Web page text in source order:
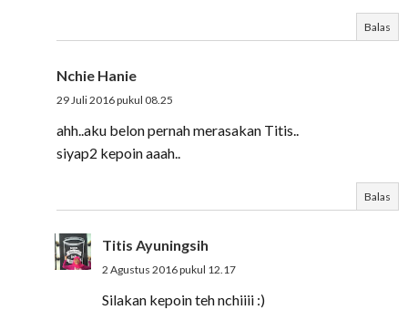
Balas
Nchie Hanie
29 Juli 2016 pukul 08.25
ahh..aku belon pernah merasakan Titis..
siyap2 kepoin aaah..
Balas
Titis Ayuningsih
2 Agustus 2016 pukul 12.17
Silakan kepoin teh nchiiii :)